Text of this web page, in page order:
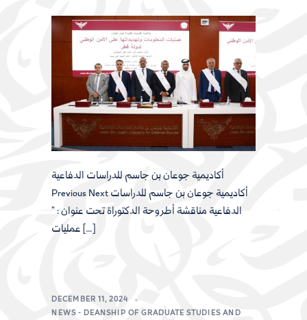
أكاديمية جوعان بن جاسم للدراسات الدفاعية
Previous Next أكاديمية جوعان بن جاسم للدراسات
الدفاعية مناقشة أطروحة الدكتوراة تحت عنوان : ”
عمليات […]
DECEMBER 11, 2024
NEWS - DEANSHIP OF GRADUATE STUDIES AND